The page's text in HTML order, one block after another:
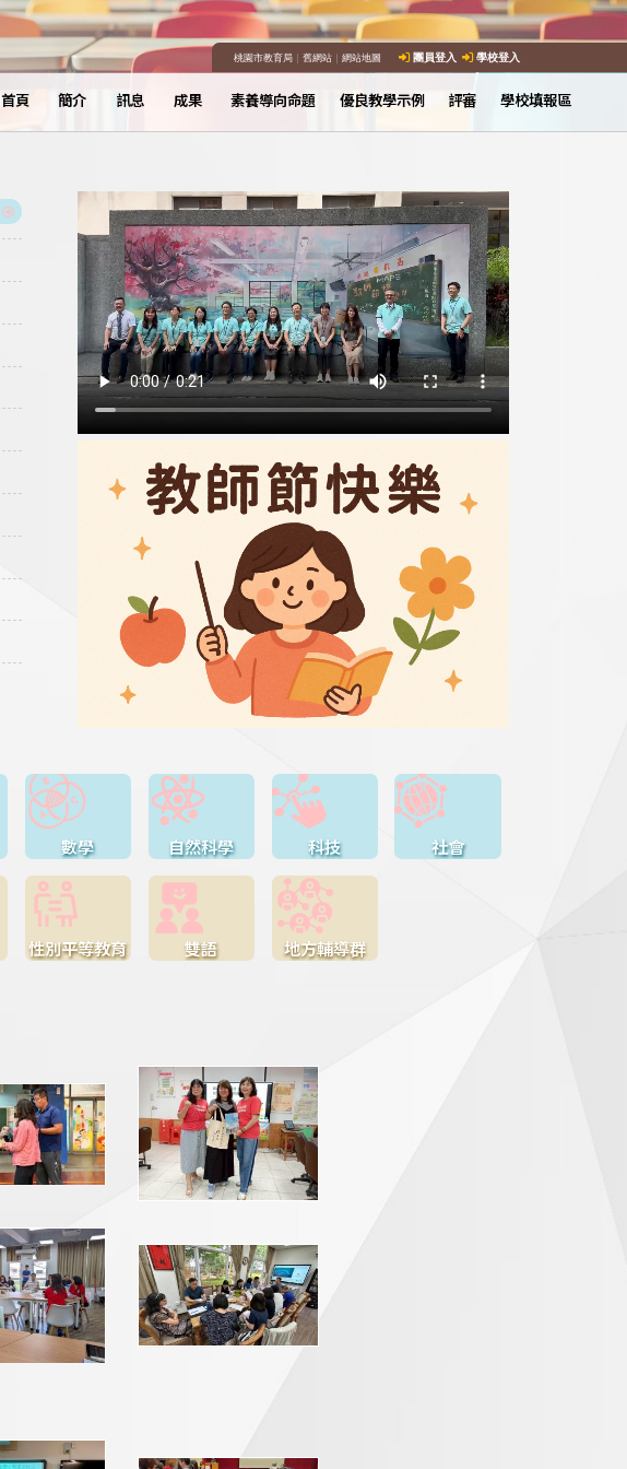
桃園市教育局｜ 舊網站｜ 網站地圖 團員登入 學校登入
首頁 簡介 訊息 成果 素養導向命題 優良教學示例 評審 學校填報區
數學 自然科學 科技 社會
性別平等教育 雙語 地方輔導群